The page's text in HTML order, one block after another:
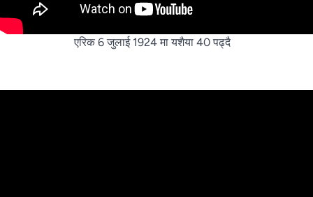
एरिक 6 जुलाई 1924 मा यशैया 40 पढ्दै